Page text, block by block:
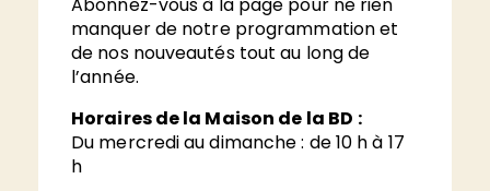
manquer de notre programmation et
de nos nouveautés tout au long de
l’année.
Horaires de la Maison de la BD :
Du mercredi au dimanche : de 10 h à 17
h